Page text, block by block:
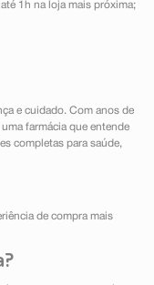
1h na loja mais próxima;
e cuidado. Com anos de
farmácia que entende
completas para saúde,
de compra mais